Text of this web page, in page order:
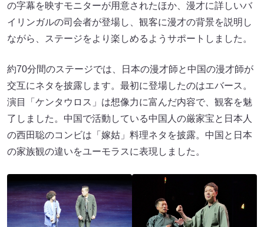
の字幕を映すモニターが用意されたほか、漫才に詳しいバ
イリンガルの司会者が登場し、観客に漫才の背景を説明し
ながら、ステージをより楽しめるようサポートしました。
約70分間のステージでは、日本の漫才師と中国の漫才師が
交互にネタを披露します。最初に登場したのはエバース。
演目「ケンタウロス」は想像力に富んだ内容で、観客を魅
了しました。中国で活動している中国人の厳家宝と日本人
の西田聡のコンビは「嫁姑」料理ネタを披露。中国と日本
の家族観の違いをユーモラスに表現しました。